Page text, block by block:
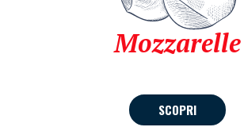
Mozzarelle
SCOPRI